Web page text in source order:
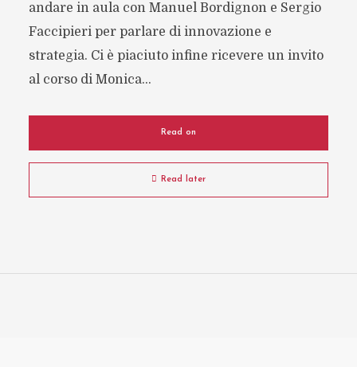
andare in aula con Manuel Bordignon e Sergio
Faccipieri per parlare di innovazione e
strategia. Ci è piaciuto infine ricevere un invito
al corso di Monica...
Read on
Read later